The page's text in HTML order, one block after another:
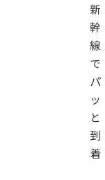
新
幹
線
で
パ
ッ
と
到
着